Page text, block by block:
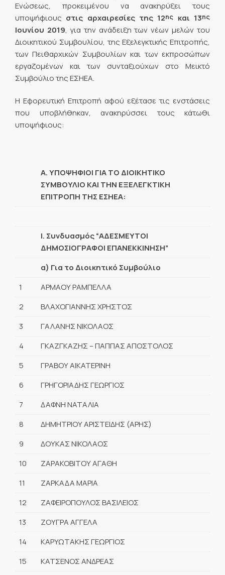
Ενώσεως, προκειμένου να ανακηρύξει τους
υποψήφιους στις αρχαιρεσίες της 12ης και 13ης
Ιουνίου 2019, για την ανάδειξη των νέων μελών του
Διοικητικού Συμβουλίου, της Εξελεγκτικής Επιτροπής,
των Πειθαρχικών Συμβουλίων και των εκπροσώπων
εργαζομένων και των συνταξιούχων στο Μεικτό
Συμβούλιο της ΕΣΗΕΑ.
Η Εφορευτική Επιτροπή αφού εξέτασε τις ενστάσεις
που υποβλήθηκαν, ανακηρύσσει τους κάτωθι
υποψήφιους:
Α. ΥΠΟΨΗΦΙΟΙ ΓΙΑ ΤΟ ΔΙΟΙΚΗΤΙΚΟ
ΣΥΜΒΟΥΛΙΟ ΚΑΙ ΤΗΝ ΕΞΕΛΕΓΚΤΙΚΗ
ΕΠΙΤΡΟΠΗ ΤΗΣ ΕΣΗΕΑ:
Ι. Συνδυασμός “ΑΔΕΣΜΕΥΤΟΙ
ΔΗΜΟΣΙΟΓΡΑΦΟΙ ΕΠΑΝΕΚΚΙΝΗΣΗ”
α) Για το Διοικητικό Συμβούλιο
1
ΑΡΜΑΟΥ ΡΑΜΠΕΛΛΑ
2
ΒΛΑΧΟΓΙΑΝΝΗΣ ΧΡΗΣΤΟΣ
3
ΓΑΛΑΝΗΣ ΝΙΚΟΛΑΟΣ
4
ΓΚΑΖΓΚΑΖΗΣ – ΠΑΠΠΑΣ ΑΠΟΣΤΟΛΟΣ
5
ΓΡΑΒΟΥ ΑΙΚΑΤΕΡΙΝΗ
6
ΓΡΗΓΟΡΙΑΔΗΣ ΓΕΩΡΓΙΟΣ
7
ΔΑΦΝΗ ΝΑΤΑΛΙΑ
8
ΔΗΜΗΤΡΙΟΥ ΑΡΙΣΤΕΙΔΗΣ (ΑΡΗΣ)
9
ΔΟΥΚΑΣ ΝΙΚΟΛΑΟΣ
10
ΖΑΡΑΚΟΒΙΤΟΥ ΑΓΑΘΗ
11
ΖΑΡΚΑΔΑ ΜΑΡΙΑ
12
ΖΑΦΕΙΡΟΠΟΥΛΟΣ ΒΑΣΙΛΕΙΟΣ
13
ΖΟΥΓΡΑ ΑΓΓΕΛΑ
14
ΚΑΡΥΩΤΑΚΗΣ ΓΕΩΡΓΙΟΣ
15
ΚΑΤΣΕΝΟΣ ΑΝΔΡΕΑΣ